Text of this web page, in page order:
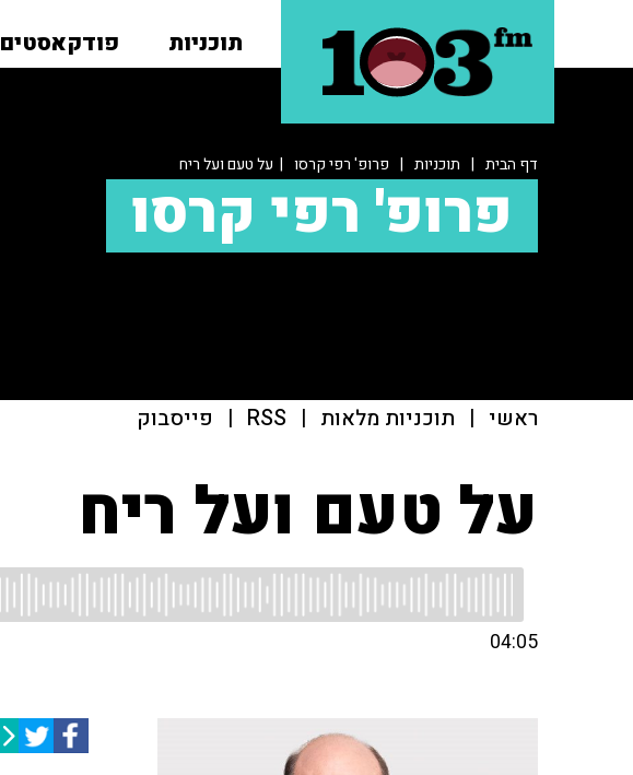
תוכניות פודקאסטים
דף הבית | תוכניות | פרופ' רפי קרסו | על טעם ועל ריח
פרופ' רפי קרסו
ראשי | תוכניות מלאות |
RSS
| פייסבוק
על טעם ועל ריח
04:05